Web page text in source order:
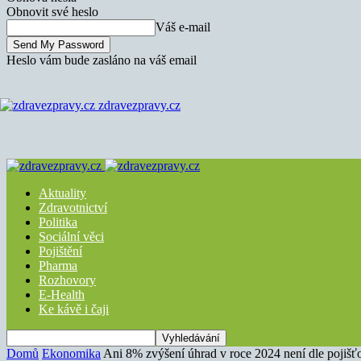
Obnovit své heslo
Váš e-mail
Heslo vám bude zasláno na váš email
zdravezpravy.cz
Aktuality
Zdravotnictví
Politika
Sociální věci
Pojištění
Pharma
Rozhovory
E-Health
Ke kávě i čaji
Domů Ekonomika Ani 8% zvýšení úhrad v roce 2024 není dle